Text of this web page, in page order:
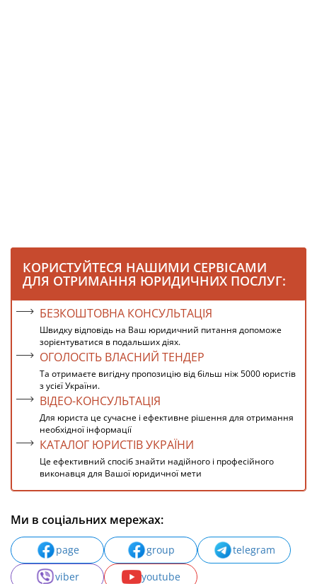
КОРИСТУЙТЕСЯ НАШИМИ СЕРВІСАМИ
ДЛЯ ОТРИМАННЯ ЮРИДИЧНИХ ПОСЛУГ:
БЕЗКОШТОВНА КОНСУЛЬТАЦІЯ
Швидку відповідь на Ваш юридичний питання допоможе
зорієнтуватися в подальших діях.
ОГОЛОСІТЬ ВЛАСНИЙ ТЕНДЕР
Та отримаєте вигідну пропозицію від більш ніж 5000 юристів
з усієї України.
ВІДЕО-КОНСУЛЬТАЦІЯ
Для юриста це сучасне і ефективне рішення для отримання
необхідної інформації
КАТАЛОГ ЮРИСТІВ УКРАЇНИ
Це ефективний спосіб знайти надійного і професійного
виконавця для Вашої юридичної мети
Ми в соціальних мережах:
page group
telegram
viber
youtube